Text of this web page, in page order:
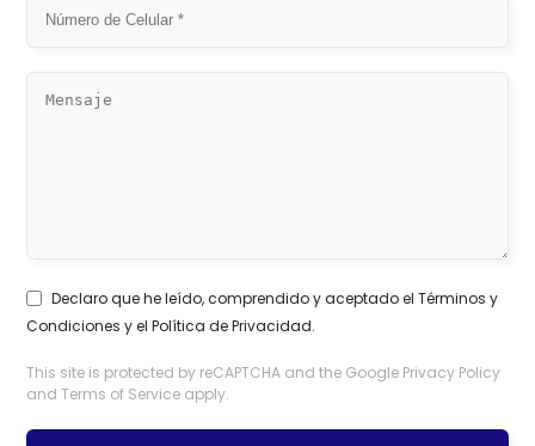
Declaro que he leído, comprendido y aceptado elTérminos y
Condiciones y elPolítica de Privacidad.
This site is protected by reCAPTCHA and the Google Privacy Policy
andTerms of Service apply.